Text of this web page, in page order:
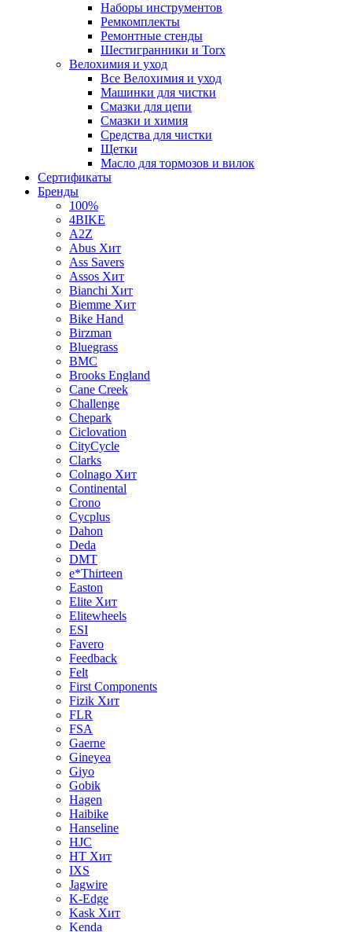
Наборы инструментов
Ремкомплекты
Ремонтные стенды
Шестигранники и Torx
Велохимия и уход
Все Велохимия и уход
Машинки для чистки
Смазки для цепи
Смазки и химия
Средства для чистки
Щетки
Масло для тормозов и вилок
Сертификаты
Бренды
100%
4BIKE
A2Z
Abus Хит
Ass Savers
Assos Хит
Bianchi Хит
Biemme Хит
Bike Hand
Birzman
Bluegrass
BMC
Brooks England
Cane Creek
Challenge
Chepark
Ciclovation
CityCycle
Clarks
Colnago Хит
Continental
Crono
Cycplus
Dahon
Deda
DMT
e*Thirteen
Easton
Elite Хит
Elitewheels
ESI
Favero
Feedback
Felt
First Components
Fizik Хит
FLR
FSA
Gaerne
Gineyea
Giyo
Gobik
Hagen
Haibike
Hanseline
HJC
HT Хит
IXS
Jagwire
K-Edge
Kask Хит
Kenda